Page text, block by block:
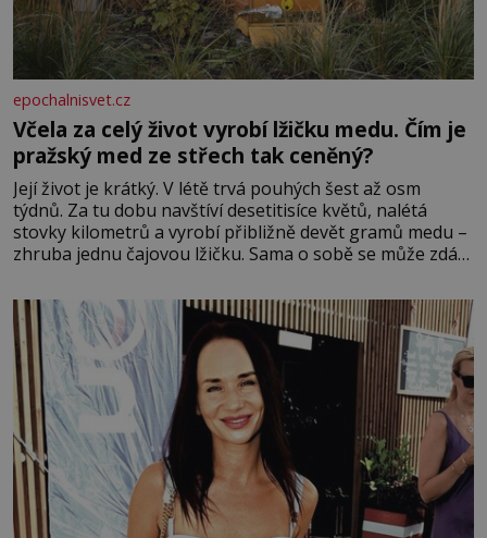
epochalnisvet.cz
Včela za celý život vyrobí lžičku medu. Čím je
pražský med ze střech tak ceněný?
Její život je krátký. V létě trvá pouhých šest až osm
týdnů. Za tu dobu navštíví desetitisíce květů, nalétá
stovky kilometrů a vyrobí přibližně devět gramů medu –
zhruba jednu čajovou lžičku. Sama o sobě se může zdát
tisíc příslušnic svého včelstva, vznikne jeden z
nejdokonalejších organismů